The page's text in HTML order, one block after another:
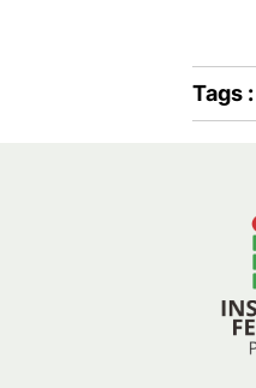
Tags :